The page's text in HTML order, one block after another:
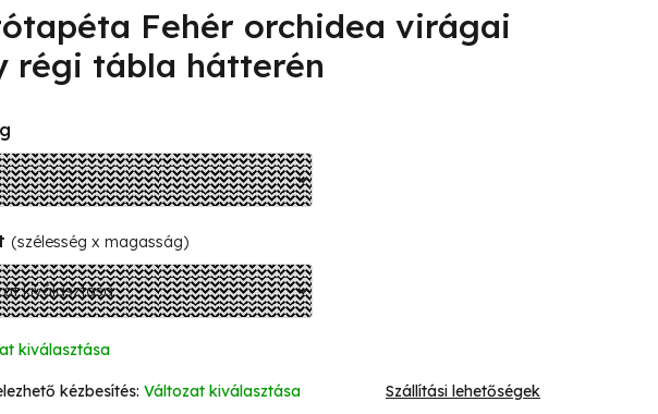
Fehér orchidea virágai
régi tábla hátterén
(szélesség x magasság)
kiválasztása
Változat kiválasztása Szállítási lehetőségek